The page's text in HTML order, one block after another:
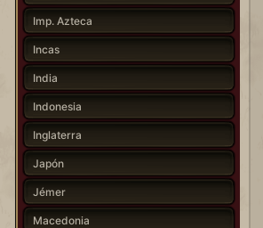
Imp. Azteca
Incas
India
Indonesia
Inglaterra
Japón
Jémer
Macedonia